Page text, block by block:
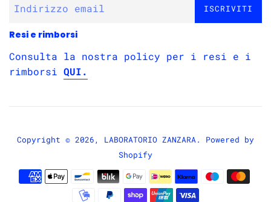
ISCRIVITI
Resi e rimborsi
Consulta la nostra policy per i resi e i
rimborsi QUI.
Copyright © 2026, LABORATORIO ZANZARA . Powered by
Shopify
Modalità
di